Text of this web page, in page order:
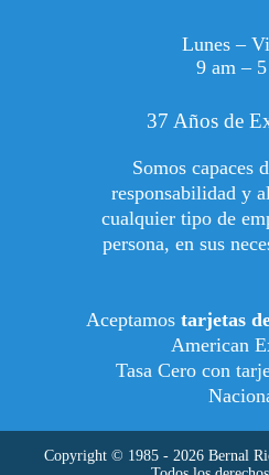
Lunes –
9 am –
37 Años de
Somos capaces
responsabilidad y
cualquier tipo de
persona, en sus
Aceptamos tarjetas
American
Tasa Cero con
Copyright © 1985 - 2026 Bernal